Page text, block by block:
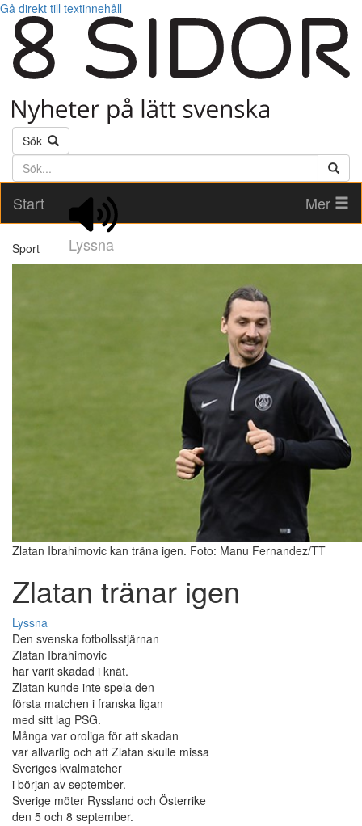
Gå direkt till textinnehåll
Sök
Söktext
Start
Lyssna
Mer
Sport
Zlatan Ibrahimovic kan träna igen. Foto: Manu Fernandez/TT
Zlatan tränar igen
Lyssna
Den svenska fotbollsstjärnan
Zlatan Ibrahimovic
har varit skadad i knät.
Zlatan kunde inte spela den
första matchen i franska ligan
med sitt lag PSG.
Många var oroliga för att skadan
var allvarlig och att Zlatan skulle missa
Sveriges kvalmatcher
i början av september.
Sverige möter Ryssland och Österrike
den 5 och 8 september.